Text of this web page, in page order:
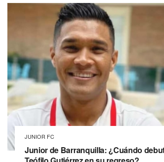
JUNIOR FC
Junior de Barranquilla: ¿Cuándo